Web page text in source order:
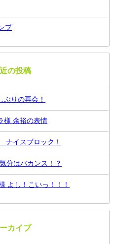
プ
の投稿
ぶりの再会！
様 余裕の表情
イスブロック！
分はバカンス！？
よし！こいっ！！！
カイブ